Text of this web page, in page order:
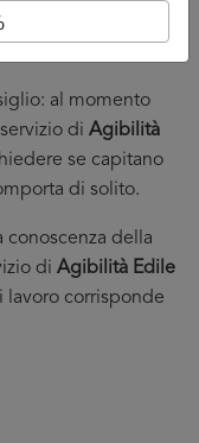
del
al momento
di Agibilità
se capitano
di solito.
conoscenza della
di Agibilità Edile
lavoro corrisponde